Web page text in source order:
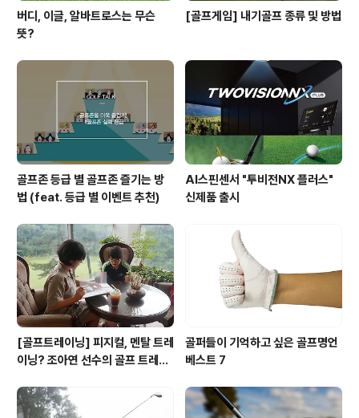
버디, 이글, 알바트로스는 무슨
뜻?
[골프게임] 내기골프 종류 및 방법
골프존 등급 별 골프존 즐기는 방
법 (feat. 등급 별 이벤트 추천)
AI스핀센서 "투비전NX 플러스"
신제품 출시
[골프트레이닝] 피지컬, 멘탈 트레
이닝? 조아연 선수의 골프 트레이
골퍼들이 기억하고 싶은 골프명언
베스트 7